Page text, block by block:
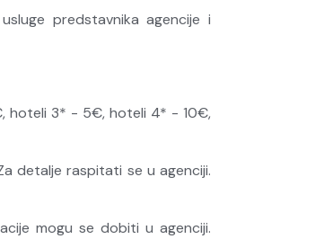
predstavnika agencije i
hoteli 3* - 5€, hoteli 4* - 10€,
detalje raspitati se u agenciji.
mogu se dobiti u agenciji.